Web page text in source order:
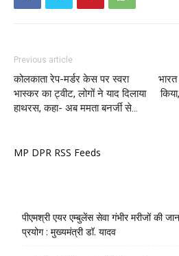
Previous article
कोलकाता रेप-मर्डर केस पर स्वरा
भास्कर का ट्वीट, लोगों ने याद दिलाया
हाथरस, कहा- अब ममता बनर्जी से…
MP DPR RSS Feeds
पीएमश्री एयर एम्बुलेंस सेवा गंभीर मरीजों की
प्रयोग : मुख्यमंत्री डॉ. यादव